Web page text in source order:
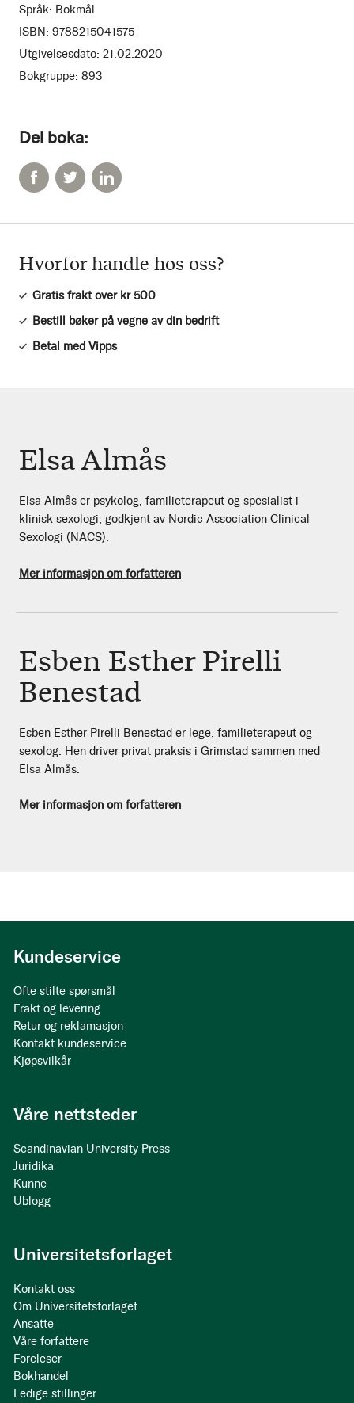
Del boka:
Språk: Bokmål
ISBN: 9788215041575
Utgivelsesdato: 21.02.2020
Bokgruppe: 893
Hvorfor handle hos oss?
Gratis frakt over kr 500
Bestill bøker på vegne av din bedrift
Betal med Vipps
Elsa Almås
Elsa Almås er psykolog, familieterapeut og spesialist i
klinisk sexologi, godkjent av Nordic Association Clinical
Sexologi (NACS).
Mer informasjon om forfatteren
Esben Esther Pirelli
Benestad
Esben Esther Pirelli Benestad er lege, familieterapeut og
sexolog. Hen driver privat praksis i Grimstad sammen med
Elsa Almås.
Mer informasjon om forfatteren
Kundeservice
Ofte stilte spørsmål
Frakt og levering
Retur og reklamasjon
Kontakt kundeservice
Kjøpsvilkår
Våre nettsteder
Scandinavian University Press
Juridika
Kunne
Ublogg
Universitetsforlaget
Kontakt oss
Om Universitetsforlaget
Ansatte
Våre forfattere
Foreleser
Bokhandel
Ledige stillinger